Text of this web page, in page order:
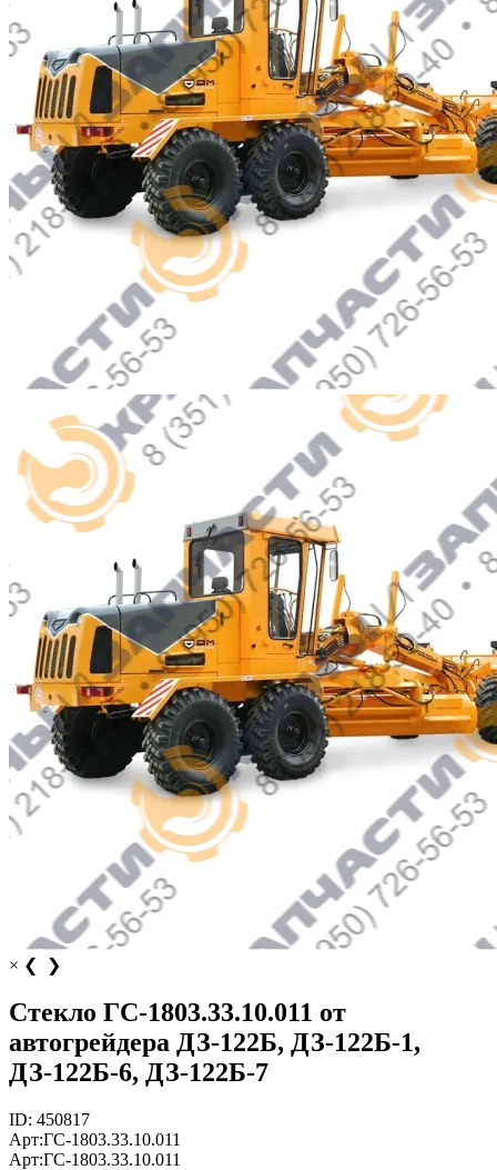
× ❮ ❯
Стекло ГС-1803.33.10.011 от
автогрейдера ДЗ-122Б, ДЗ-122Б-1,
ДЗ-122Б-6, ДЗ-122Б-7
ID: 450817
Арт:ГС-1803.33.10.011
Арт:ГС-1803.33.10.011